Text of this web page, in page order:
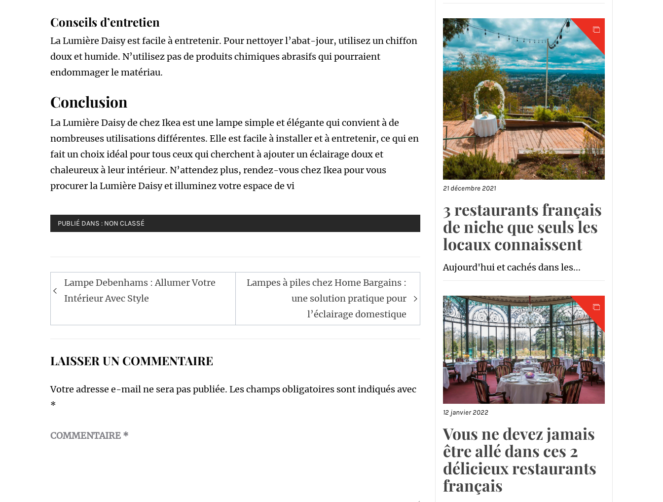
Conseils d’entretien
La Lumière Daisy est facile à entretenir. Pour nettoyer l’abat-jour, utilisez un chiffon
doux et humide. N’utilisez pas de produits chimiques abrasifs qui pourraient
endommager le matériau.
Conclusion
La Lumière Daisy de chez Ikea est une lampe simple et élégante qui convient à de
nombreuses utilisations différentes. Elle est facile à installer et à entretenir, ce qui en
fait un choix idéal pour tous ceux qui cherchent à ajouter un éclairage doux et
chaleureux à leur intérieur. N’attendez plus, rendez-vous chez Ikea pour vous
procurer la Lumière Daisy et illuminez votre espace de vi
PUBLIÉ DANS : NON CLASSÉ
Navigation
de
Lampe Debenhams : Allumer Votre
Intérieur Avec Style
Lampes à piles chez Home Bargains :
une solution pratique pour
l’éclairage domestique
LAISSER UN COMMENTAIRE
Votre adresse e-mail ne sera pas publiée. Les champs obligatoires sont indiqués avec
*
COMMENTAIRE *
21 décembre 2021
3 restaurants français
de niche que seuls les
locaux connaissent
Aujourd'hui et cachés dans les...
12 janvier 2022
Vous ne devez jamais
être allé dans ces 2
délicieux restaurants
français